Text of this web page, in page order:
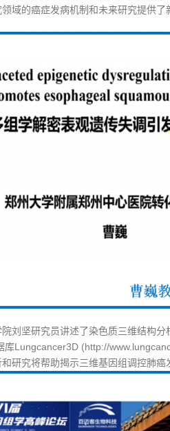
域的癌症发病机制和未来研究提供了
刘坚研究员讲述了染色质三维结构
库Lungcancer3D (http://
研究将帮助揭示三维基因组调控肺